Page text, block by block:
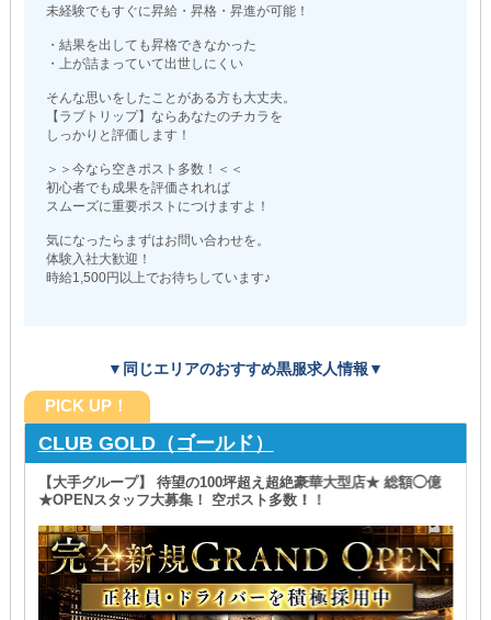
未経験でもすぐに昇給・昇格・昇進が可能！
・結果を出しても昇格できなかった
・上が詰まっていて出世しにくい
そんな思いをしたことがある方も大丈夫。
【ラブトリップ】ならあなたのチカラを
しっかりと評価します！
＞＞今なら空きポスト多数！＜＜
初心者でも成果を評価されれば
スムーズに重要ポストにつけますよ！
気になったらまずはお問い合わせを。
体験入社大歓迎！
時給1,500円以上でお待ちしています♪
▼同じエリアのおすすめ黒服求人情報▼
PICK UP！
CLUB GOLD（ゴールド）
【大手グループ】 待望の100坪超え超絶豪華大型店★ 総額◯億
★OPENスタッフ大募集！ 空ポスト多数！！